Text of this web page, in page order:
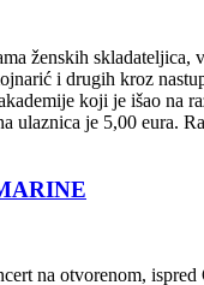
ženskih
i drugih kroz
koji je išao na
ulaznica je 5,00 eura.
na otvorenom,